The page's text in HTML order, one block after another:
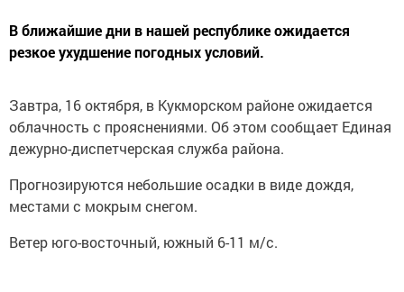
В ближайшие дни в нашей республике ожидается
резкое ухудшение погодных условий.
Завтра, 16 октября, в Кукморском районе ожидается
облачность с прояснениями. Об этом сообщает Единая
дежурно-диспетчерская служба района.
Прогнозируются небольшие осадки в виде дождя,
местами с мокрым снегом.
Ветер юго-восточный, южный 6-11 м/с.